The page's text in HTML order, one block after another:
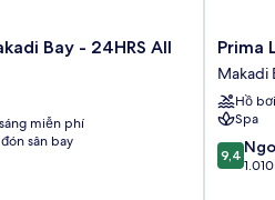
Bay - 24HRS All
miễn phí
sân bay
Prima
Life
Makadi
Hotel
-
All
inclusive
Prima
Makadi
Hồ bơi
Spa
9.4
trên
9,4